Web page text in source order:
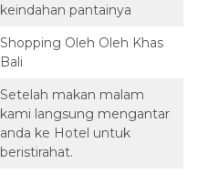
keindahan pantainya
Shopping Oleh Oleh Khas
Bali
Setelah makan malam
kami langsung mengantar
anda ke Hotel untuk
beristirahat.